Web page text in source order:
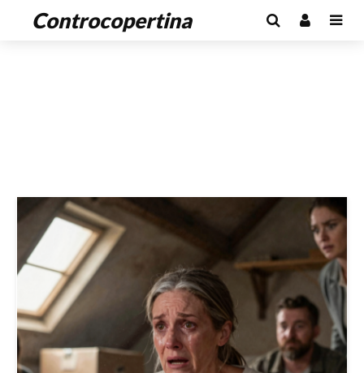
Controcopertina